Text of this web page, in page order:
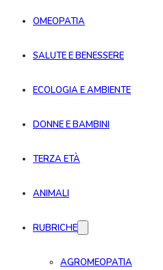
OMEOPATIA
SALUTE E BENESSERE
ECOLOGIA E AMBIENTE
DONNE E BAMBINI
TERZA ETÀ
ANIMALI
RUBRICHE
AGROMEOPATIA